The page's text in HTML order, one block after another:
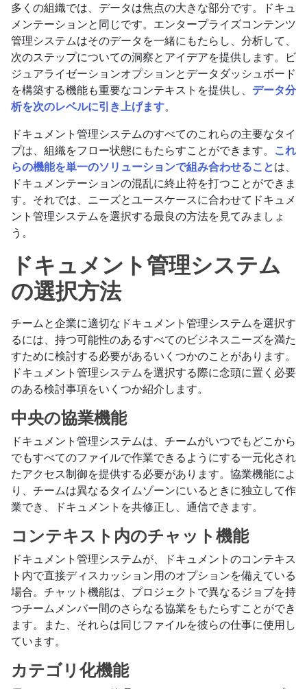
多くの組織では、データは焦点の大きな部分です。ドキュ
メンテーションと同じです。エンタープライズコンテンツ
管理システムはそのデータを一緒にもたらし、分析して、
次のステップについての洞察とアイデアを提供します。ビ
ジュアライゼーションオプションとデータダッシュボード
を構築する機能も重要なコンテキストを提供し、 データ分
析を次のレベルに引き上げます。
ドキュメント管理システムのすべてのこれらの主要なタイ
プは、組織をフロー状態にもたらすことができます。
これ
らの機能を単一のソリューションで組み合わせることは、
ドキュメンテーションの混乱に終止符を打つことができま
す。それでは、ニーズとユースケースに合わせてドキュメ
ント管理システムを選択する最良の方法を見てみましょ
う。
ドキュメント管理システム
の選択方法
チームと企業に適切なドキュメント管理システムを選択す
るには、持つ可能性のあるすべてのビジネスニーズを満た
すために検討する必要があるいくつかのことがあります。
ドキュメント管理システムを選択する際に念頭に置く必要
のある検討事項をいくつか紹介します。
中央の協業機能
ドキュメント管理システムは、チームがいつでもどこから
でもすべてのファイルで作業できるようにする一元化され
たアクセス制御を提供する必要があります。協業機能によ
り、チームは異なるタイムゾーンにいるときに独立して作
業でき、ドキュメントを共修正し、通信できます。
コンテキスト内のチャット機能
ドキュメント管理システムが、ドキュメントのコンテキス
ト内で直接ディスカッション用のオプションを備えている
場合。チャット機能は、プロジェクトで異なるジョブを持
つチームメンバー間のさらなる協業をもたらすことができ
ます。また、それらは同じファイルを彼らの仕事に使用し
ています。
カテゴリ化機能